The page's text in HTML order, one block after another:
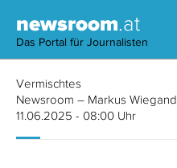
newsroom.at
Das Portal für Journalisten
Vermischtes
Newsroom – Markus Wiegand
11.06.2025 - 08:00 Uhr